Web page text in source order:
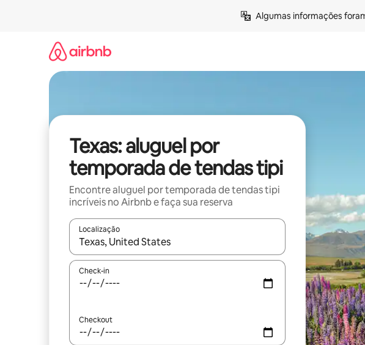
Algumas informações
Texas: aluguel por
temporada de tendas tipi
Encontre aluguel por temporada de tendas tipi
incríveis no Airbnb e faça sua reserva
Localização
Quando os resultados estiverem disponíveis, explore-os usando as
Check-in
Checkout